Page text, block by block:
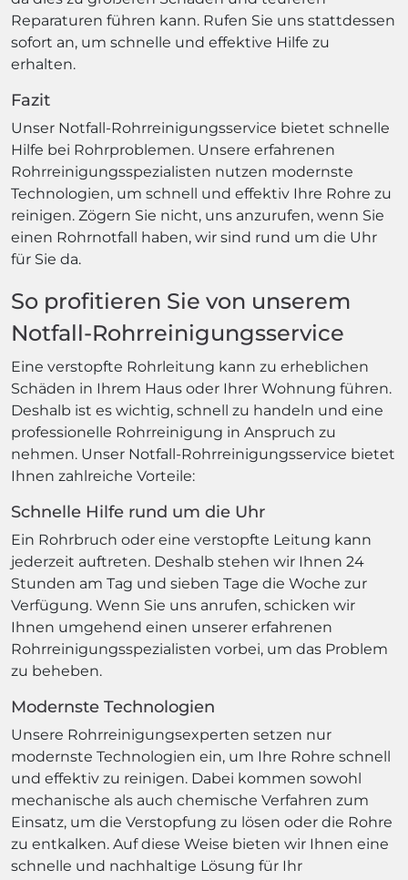
Reparaturen führen kann. Rufen Sie uns stattdessen
sofort an, um schnelle und effektive Hilfe zu
erhalten.
Fazit
Unser Notfall-Rohrreinigungsservice bietet schnelle
Hilfe bei Rohrproblemen. Unsere erfahrenen
Rohrreinigungsspezialisten nutzen modernste
Technologien, um schnell und effektiv Ihre Rohre zu
reinigen. Zögern Sie nicht, uns anzurufen, wenn Sie
einen Rohrnotfall haben, wir sind rund um die Uhr
für Sie da.
So profitieren Sie von unserem
Notfall-Rohrreinigungsservice
Eine verstopfte Rohrleitung kann zu erheblichen
Schäden in Ihrem Haus oder Ihrer Wohnung führen.
Deshalb ist es wichtig, schnell zu handeln und eine
professionelle Rohrreinigung in Anspruch zu
nehmen. Unser Notfall-Rohrreinigungsservice bietet
Ihnen zahlreiche Vorteile:
Schnelle Hilfe rund um die Uhr
Ein Rohrbruch oder eine verstopfte Leitung kann
jederzeit auftreten. Deshalb stehen wir Ihnen 24
Stunden am Tag und sieben Tage die Woche zur
Verfügung. Wenn Sie uns anrufen, schicken wir
Ihnen umgehend einen unserer erfahrenen
Rohrreinigungsspezialisten vorbei, um das Problem
zu beheben.
Modernste Technologien
Unsere Rohrreinigungsexperten setzen nur
modernste Technologien ein, um Ihre Rohre schnell
und effektiv zu reinigen. Dabei kommen sowohl
mechanische als auch chemische Verfahren zum
Einsatz, um die Verstopfung zu lösen oder die Rohre
zu entkalken. Auf diese Weise bieten wir Ihnen eine
schnelle und nachhaltige Lösung für Ihr